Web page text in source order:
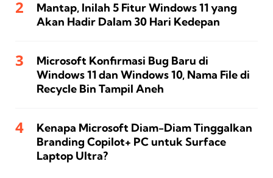
Mantap, Inilah 5 Fitur Windows 11 yang
Akan Hadir Dalam 30 Hari Kedepan
Microsoft Konfirmasi Bug Baru di
Windows 11 dan Windows 10, Nama File di
Recycle Bin Tampil Aneh
Kenapa Microsoft Diam-Diam Tinggalkan
Branding Copilot+ PC untuk Surface
Laptop Ultra?